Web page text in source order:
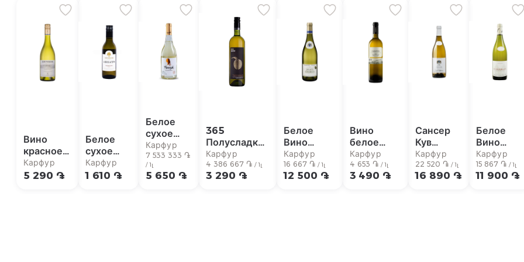
Вино
красное
ДБРЛ Лос
Васкос
Карфур
5 290 ֏
Белое
сухое
вино
Ariats
Карфур
1 610 ֏
Белое
сухое
вино
Frunzik
Voskehat
750 мл
Карфур
7 533 333 ֏
/ 1լ
5 650 ֏
365
Полусладкое
абрикосовое
вино 12%
750 мл
Карфур
4 386 667 ֏ / 1լ
3 290 ֏
Белое
Вино
Симоннет-
Фебре
Чаблис
Карфур
16 667 ֏ / 1լ
12 500 ֏
Вино
белое
Лабастида
Бланко
Риоха
Карфур
4 653 ֏ / 1լ
3 490 ֏
Сансер
Кув
Сайлекс
Дж Де
Вилейбос
Карфур
22 520 ֏ / 1լ
16 890 ֏
Белое
Вино
Тремблей
Чамблис
2023
Карфур
15 867 ֏ / 1լ
11 900 ֏